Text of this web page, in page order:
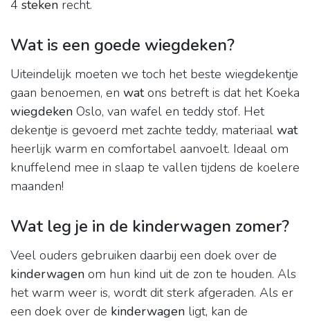
4 steken recht.
Wat is een goede wiegdeken?
Uiteindelijk moeten we toch het beste wiegdekentje
gaan benoemen, en watons betreft is dat het Koeka
wiegdeken Oslo, van wafel en teddy stof. Het
dekentje is gevoerd met zachte teddy, materiaal wat
heerlijk warm en comfortabel aanvoelt. Ideaal om
knuffelend mee in slaap te vallen tijdens de koelere
maanden!
Wat leg je in de kinderwagen zomer?
Veel ouders gebruiken daarbij een doek over de
kinderwagen om hun kind uit de zon te houden. Als
het warm weer is, wordt dit sterk afgeraden. Als er
een doek over de kinderwagen ligt, kan de